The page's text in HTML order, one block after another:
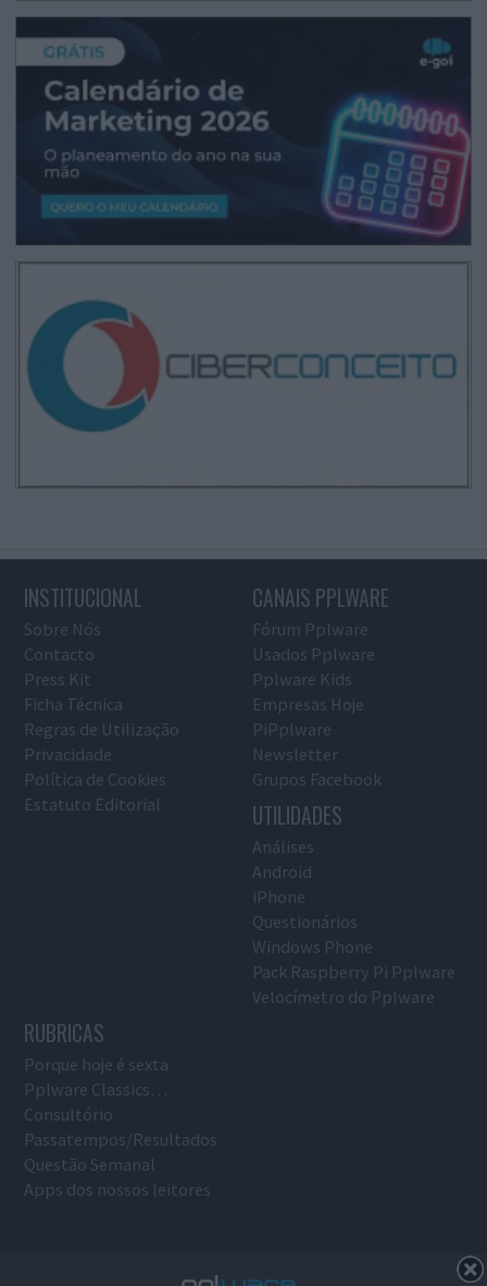
INSTITUCIONAL
Sobre Nós
Contacto
Press Kit
Ficha Técnica
Regras de Utilização
Privacidade
Política de Cookies
Estatuto Editorial
CANAIS PPLWARE
Fórum Pplware
Usados Pplware
Pplware Kids
Empresas Hoje
PiPplware
Newsletter
Grupos Facebook
UTILIDADES
Análises
Android
iPhone
Questionários
Windows Phone
Pack Raspberry Pi Pplware
Velocímetro do Pplware
RUBRICAS
Porque hoje é sexta
Pplware Classics…
Consultório
Passatempos/Resultados
Questão Semanal
Apps dos nossos leitores